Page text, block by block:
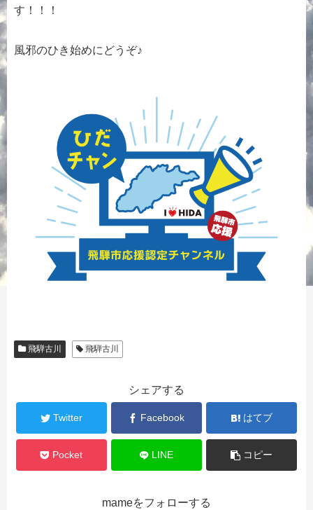
す！！！
風邪のひき始めにどうぞ♪
飛騨古川 飛騨古川
シェアする
Twitter Facebook はてブ
Pocket LINE コピー
mameをフォローする